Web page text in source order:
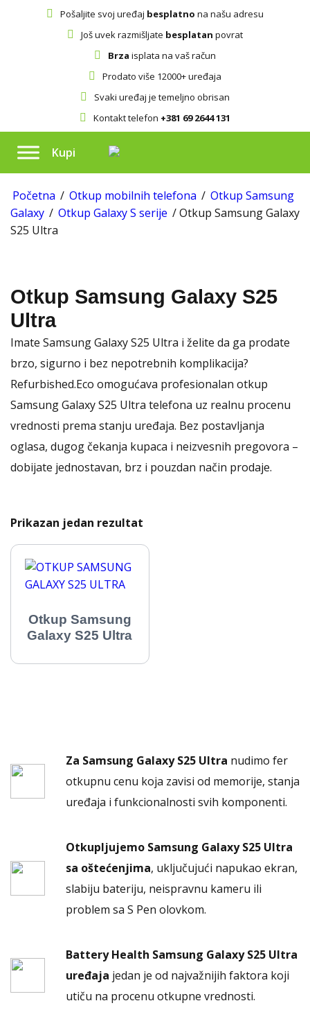
Pošaljite svoj uređaj besplatno na našu adresu
Još uvek razmišljate besplatan povrat
Brza isplata na vaš račun
Prodato više 12000+ uređaja
Svaki uređaj je temeljno obrisan
Kontakt telefon +381 69 2644 131
Kupi
Početna / Otkup mobilnih telefona / Otkup Samsung
Galaxy / Otkup Galaxy S serije / Otkup Samsung Galaxy
S25 Ultra
Otkup Samsung Galaxy S25
Ultra
Imate Samsung Galaxy S25 Ultra i želite da ga prodate
brzo, sigurno i bez nepotrebnih komplikacija?
Refurbished.Eco omogućava profesionalan otkup
Samsung Galaxy S25 Ultra telefona uz realnu procenu
vrednosti prema stanju uređaja. Bez postavljanja
oglasa, dugog čekanja kupaca i neizvesnih pregovora –
dobijate jednostavan, brz i pouzdan način prodaje.
Prikazan jedan rezultat
Otkup Samsung
Galaxy S25 Ultra
Za Samsung Galaxy S25 Ultra nudimo fer
otkupnu cenu koja zavisi od memorije, stanja
uređaja i funkcionalnosti svih komponenti.
Otkupljujemo Samsung Galaxy S25 Ultra
sa oštećenjima, uključujući napukao ekran,
slabiju bateriju, neispravnu kameru ili
problem sa S Pen olovkom.
Battery Health Samsung Galaxy S25 Ultra
uređaja jedan je od najvažnijih faktora koji
utiču na procenu otkupne vrednosti.